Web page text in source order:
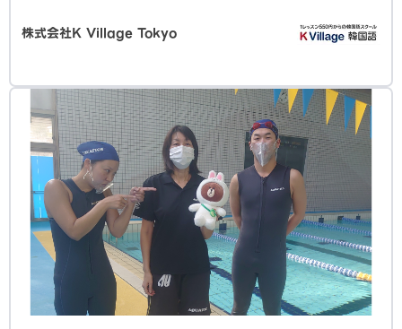
株式会社K Village Tokyo